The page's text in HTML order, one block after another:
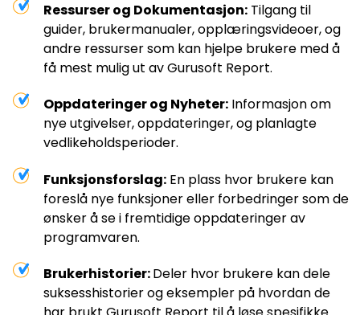
Ressurser og Dokumentasjon: Tilgang til
guider, brukermanualer, opplæringsvideoer, og
andre ressurser som kan hjelpe brukere med å
få mest mulig ut av Gurusoft Report.
Oppdateringer og Nyheter: Informasjon om
nye utgivelser, oppdateringer, og planlagte
vedlikeholdsperioder.
Funksjonsforslag: En plass hvor brukere kan
foreslå nye funksjoner eller forbedringer som de
ønsker å se i fremtidige oppdateringer av
programvaren.
Brukerhistorier:Deler hvor brukere kan dele
suksesshistorier og eksempler på hvordan de